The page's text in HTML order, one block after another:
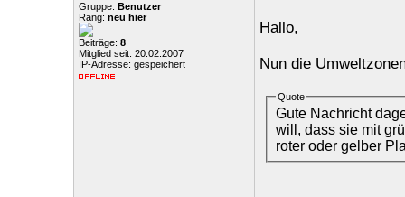
Gruppe: Benutzer
Rang: neu hier
Beiträge: 8
Mitglied seit: 20.02.2007
IP-Adresse: gespeichert
Hallo,
Nun die
Quote
Gute Nachricht
will, dass sie mit
roter oder gelber